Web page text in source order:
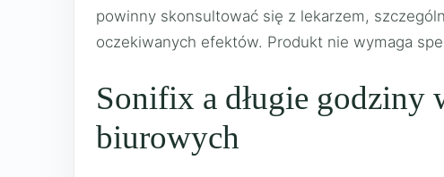
powinny skonsultować się z lekarzem,
oczekiwanych efektów. Produkt nie wymaga
Sonifix a długie
biurowych